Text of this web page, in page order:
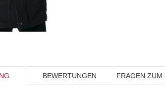
BEWERTUNGEN FRAGEN ZUM